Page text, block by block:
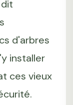
d'arbres
installer
ces vieux